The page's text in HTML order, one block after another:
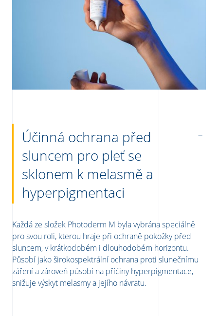
Účinná ochrana před
sluncem pro pleť se
sklonem k melasmě a
hyperpigmentaci
Každá ze složek Photoderm M byla vybrána speciálně
pro svou roli, kterou hraje při ochraně pokožky před
sluncem, v krátkodobém i dlouhodobém horizontu.
Působí jako širokospektrální ochrana proti slunečnímu
záření a zároveň působí na příčiny hyperpigmentace,
snižuje výskyt melasmy a jejího návratu.